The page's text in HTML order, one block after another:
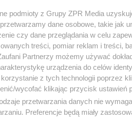
podmioty z Grupy ZPR Media
dane osobowe, takie jak
czy dane przeglądania w celu
treści, pomiar reklam i treści,
Partnerzy możemy używać
urządzenia do celów
z tych technologii poprzez
wycofać klikając przycisk ustawień
przetwarzania danych nie
Preferencje będą miały